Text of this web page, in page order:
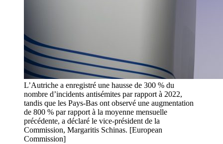
L’Autriche a enregistré une hausse de 300 % du
nombre d’incidents antisémites par rapport à 2022,
tandis que les Pays-Bas ont observé une augmentation
de 800 % par rapport à la moyenne mensuelle
précédente, a déclaré le vice-président de la
Commission, Margaritis Schinas. [European
Commission]